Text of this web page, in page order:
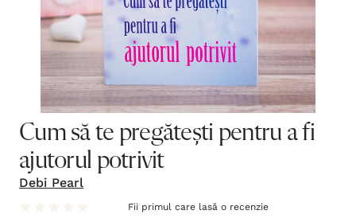
Cum să te pregătești pentru a fi
ajutorul potrivit
Debi Pearl
Fii primul care lasă o recenzie